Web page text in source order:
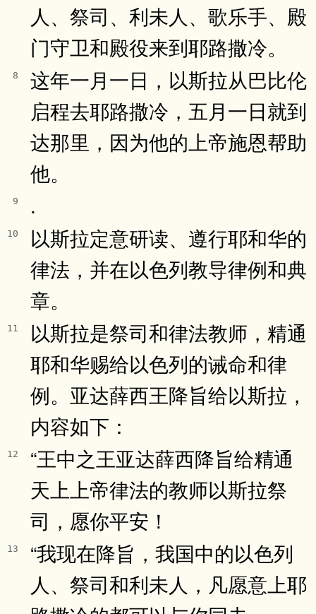
人、祭司、利未人、歌乐手、殿
门守卫和殿役来到耶路撒冷。
8
这年一月一日，以斯拉从巴比伦
启程去耶路撒冷，五月一日就到
达那里，因为他的上帝施恩帮助
他。
9 .
10
以斯拉定意研读、遵行耶和华的
律法，并在以色列教导律例和典
章。
11
以斯拉是祭司和律法教师，精通
耶和华赐给以色列的诫命和律
例。亚达薛西王降旨给以斯拉，
内容如下：
12
“王中之王亚达薛西降旨给精通
天上上帝律法的教师以斯拉祭
司，愿你平安！
13
“我现在降旨，我国中的以色列
人、祭司和利未人，凡愿意上耶